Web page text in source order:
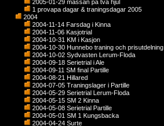
2005-01-29 massan pa tva hjul
1 provapa dagar & traningsdagar 2005
2004
2004-11-14 Farsdag i Kinna
2004-11-06 Kasjotrial
2004-10-31 KM i Kasjon
2004-10-30 Hunnebo traning och prisutdelning
2004-10-02 Sydvasten Lerum-Floda
2004-09-18 Serietrial i Ale
2004-09-11 SM final Partille
2004-08-21 Hillared
2004-07-05 Traningslager i Partille
2004-05-29 Serietrial Lerum-Floda
2004-05-15 SM 2 Kinna
2004-05-08 Serietrial Partille
2004-05-01 SM 1 Kungsbacka
2004-04-24 Surte